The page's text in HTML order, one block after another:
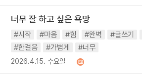
너무 잘 하고 싶은 욕망
#시작 #마음 #힘 #완벽 #글쓰기
#한걸음
#가볍게 #너무
2026.4.15. 수요일